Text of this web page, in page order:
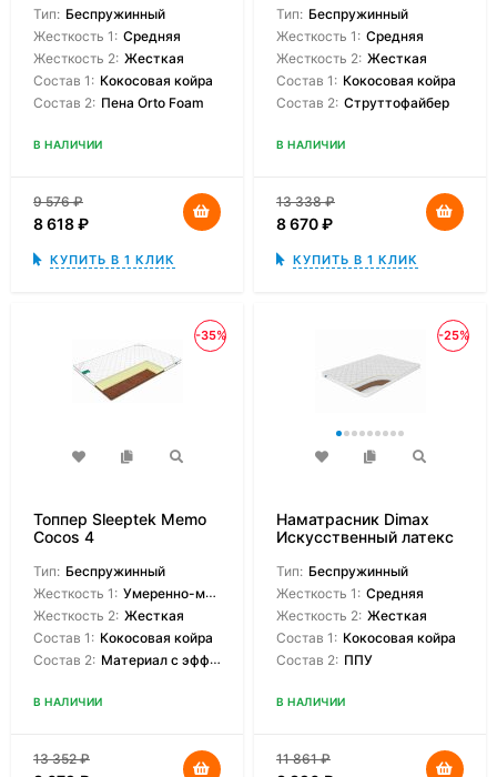
Тип: Беспружинный
Жесткость 1: Средняя
Жесткость 2: Жесткая
Состав 1: Кокосовая койра
Состав 2: Пена Orto Foam
В НАЛИЧИИ
9 576₽
8 618₽
КУПИТЬ В 1 КЛИК
Тип: Беспружинный
Жесткость 1: Средняя
Жесткость 2: Жесткая
Состав 1: Кокосовая койра
Состав 2: Струттофайбер
В НАЛИЧИИ
13 338₽
8 670₽
КУПИТЬ В 1 КЛИК
-35%
Топпер Sleeptek Memo
Cocos 4
Тип: Беспружинный
Жесткость 1: Умеренно-мягкая
Жесткость 2: Жесткая
Состав 1: Кокосовая койра
Состав 2: Материал с эффектом памяти
В НАЛИЧИИ
13 352₽
-25%
Наматрасник Dimax
Искусственный латекс
Тип: Беспружинный
Жесткость 1: Средняя
Жесткость 2: Жесткая
Состав 1: Кокосовая койра
Состав 2: ППУ
В НАЛИЧИИ
11 861₽